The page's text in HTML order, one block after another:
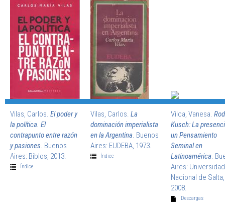
Vilas, Carlos. El poder y
la política. El
contrapunto entre razón
y pasiones. Buenos
Aires: Biblos, 2013.
Índice
Vilas, Carlos. La
dominación imperialista
en la Argentina. Buenos
Aires: EUDEBA, 1973.
Índice
Vilca, Vanesa.
Kusch: La
un Pensamiento
Seminal en
Latinoamérica.
Aires: Universidad
Nacional de Salta,
2008.
Descargas